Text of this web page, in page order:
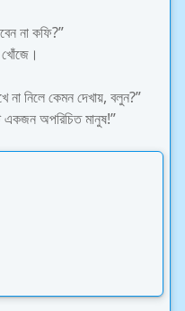
না কফি?”
খোঁজে।
না নিলে কেমন দেখায়, বলুন?”
অপরিচিত মানুষ!”